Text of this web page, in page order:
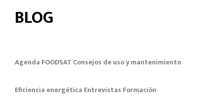
BLOG
Agenda FOODSAT Consejos de uso y mantenimiento
Eficiencia energética Entrevistas Formación